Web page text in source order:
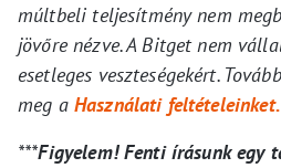
múltbeli teljesítmény nem
jövőre nézve. A Bitget nem
esetleges veszteségekért.
meg a Használati feltételeinket.
***Figyelem! Fenti írásunk egy